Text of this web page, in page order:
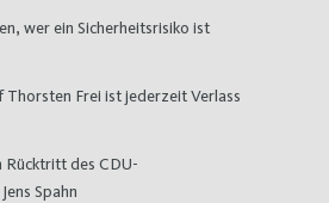
wer ein Sicherheitsrisiko ist
Thorsten Frei ist jederzeit Verlass
Rücktritt des CDU-
Spahn